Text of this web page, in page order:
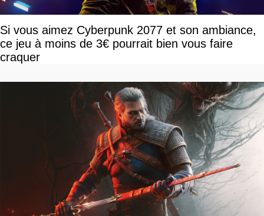
Si vous aimez Cyberpunk 2077 et son ambiance,
ce jeu à moins de 3€ pourrait bien vous faire
craquer